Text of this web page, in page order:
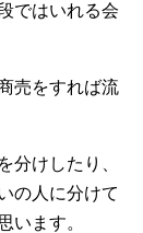
ではいれる会
売をすれば流
分けしたり、
の人に分けて
います。